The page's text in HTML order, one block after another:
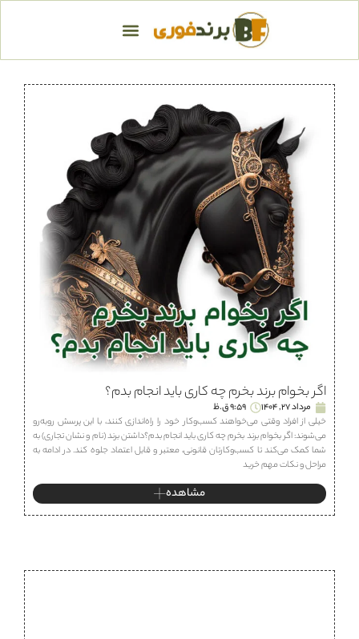
اگر بخوام برند بخرم چه کاری باید انجام بدم؟
مرداد 27, 1404
9:59 ق.ظ
خیلی از افراد وقتی می‌خواهند کسب‌وکار خود را راه‌اندازی کنند، با این پرسش روبه‌رو
می‌شوند: اگر بخوام برند بخرم چه کاری باید انجام بدم؟داشتن برند (نام و نشان تجاری) به
شما کمک می‌کند تا کسب‌وکارتان قانونی، معتبر و قابل اعتماد جلوه کند. در ادامه به
مراحل و نکات مهم خرید
مشاهده